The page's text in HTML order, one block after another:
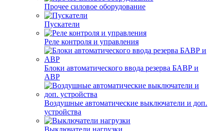
Прочее силовое оборудование
Пускатели
Реле контроля и управления
Блоки автоматического ввода резерва БАВР и
АВР
Воздушные автоматические выключатели и доп.
устройства
Выключатели нагрузки